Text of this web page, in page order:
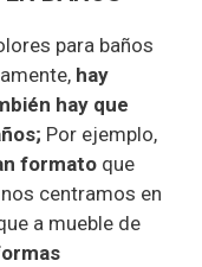
para baños
hay
hay que
Por ejemplo,
formato que
centramos en
a mueble de